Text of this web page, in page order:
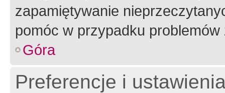
zapamiętywanie
pomóc w przypadku
Góra
Preferencje i